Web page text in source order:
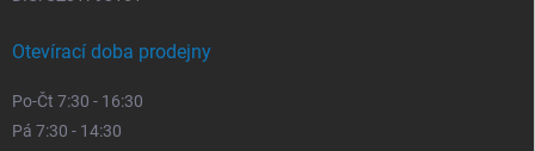
Otevírací doba prodejny
Po-Čt 7:30 - 16:30
Pá 7:30 - 14:30